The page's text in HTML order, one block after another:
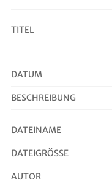
TITEL
DATUM
BESCHREIBUNG
DATEINAME
DATEIGRÖSSE
AUTOR